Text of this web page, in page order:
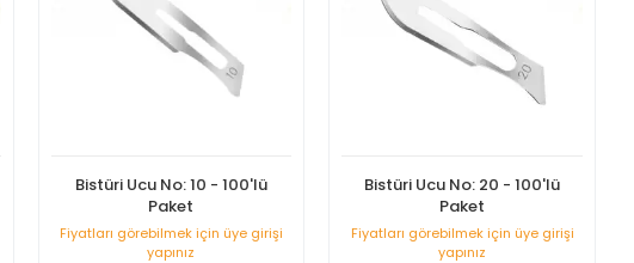
Bistüri Ucu No: 10 - 100'lü
Paket
Fiyatları görebilmek için üye girişi
yapınız
Bistüri Ucu No: 20 - 100'lü
Paket
Fiyatları görebilmek için üye girişi
yapınız